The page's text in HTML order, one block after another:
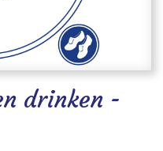
drinken -